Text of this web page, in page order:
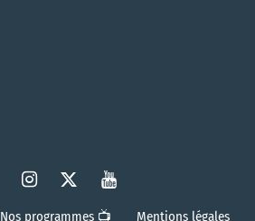
Nos programmes 📺 Mentions légales